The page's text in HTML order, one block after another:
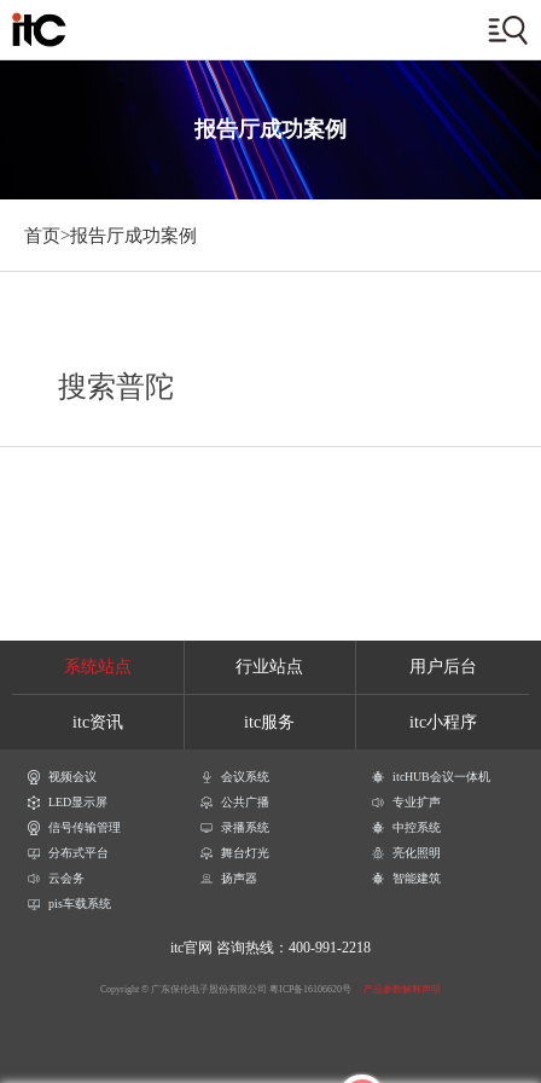
报告厅成功案例
首页>报告厅成功案例
搜索普陀
系统站点 行业站点 用户后台
itc资讯 itc服务 itc小程序
视频会议 会议系统
itcHUB会议一体机
LED显示屏
公共广播
专业扩声
信号传输管理
录播系统
中控系统
分布式平台
舞台灯光
亮化照明
云会务
扬声器
智能建筑
pis车载系统
itc官网 咨询热线：400-991-2218
Copyright © 广东保伦电子股份有限公司 粤ICP备16106620号 产品参数解释声明